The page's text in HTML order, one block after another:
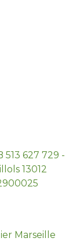
513 627 729 -
13012
Marseille